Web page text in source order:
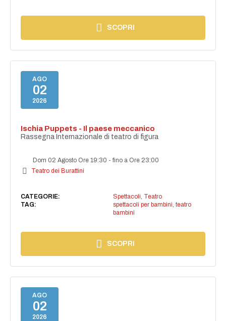
SCOPRI
AGO
02
2026
Ischia Puppets - Il paese meccanico
Rassegna Internazionale di teatro di figura
Dom 02 Agosto Ore 19:30 -fino a Ore 23:00
Teatro dei Burattini
CATEGORIE: Spettacoli, Teatro
TAG:
spettacoli per bambini, teatro
bambini
SCOPRI
AGO
02
2026